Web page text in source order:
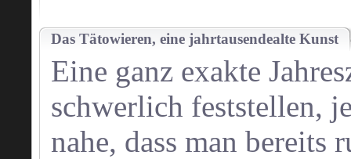
Das Tätowieren, eine jahrtausendealte Kunst
Eine ganz exakte
schwerlich feststellen,
nahe, dass man bereits